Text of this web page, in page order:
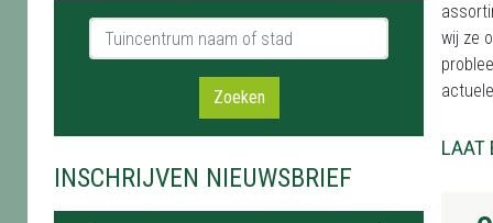
Tuincentrum naam of stad
Zoeken
INSCHRIJVEN NIEUWSBRIEF
wij ze
LAAT